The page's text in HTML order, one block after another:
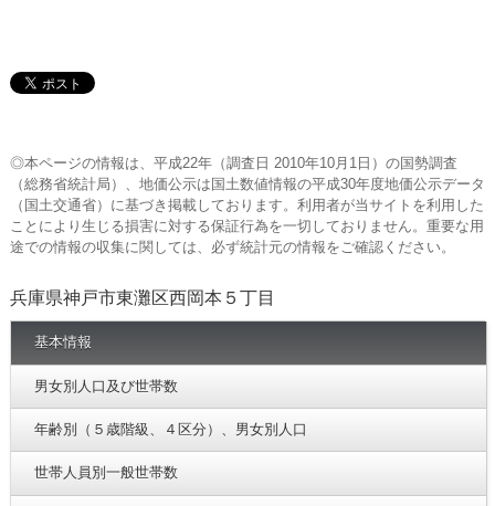
◎本ページの情報は、平成22年（調査日 2010年10月1日）の国勢調査
（総務省統計局）、地価公示は国土数値情報の平成30年度地価公示データ
（国土交通省）に基づき掲載しております。利用者が当サイトを利用した
ことにより生じる損害に対する保証行為を一切しておりません。重要な用
途での情報の収集に関しては、必ず統計元の情報をご確認ください。
兵庫県神戸市東灘区西岡本５丁目
基本情報
男女別人口及び世帯数
年齢別（５歳階級、４区分）、男女別人口
世帯人員別一般世帯数